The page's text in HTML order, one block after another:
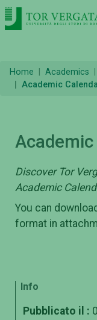
Home Academics
Academic
Discover Tor
Academic
You can
format in
Info
Pubblicato il :